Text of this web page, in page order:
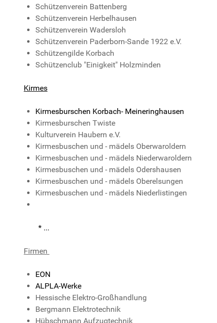
Schützenverein Battenberg
Schützenverein Herbelhausen
Schützenverein Wadersloh
Schützenverein Paderborn-Sande 1922 e.V.
Schützengilde Korbach
Schützenclub "Einigkeit" Holzminden
Kirmes
Kirmesburschen Korbach- Meineringhausen
Kirmesburschen Twiste
Kulturverein Haubern e.V.
Kirmesbuschen und - mädels Oberwaroldern
Kirmesbuschen und - mädels Niederwaroldern
Kirmesbuschen und - mädels Odershausen
Kirmesbuschen und - mädels Oberelsungen
Kirmesbuschen und - mädels Niederlistingen
* ...
Firmen
EON
ALPLA-Werke
Hessische Elektro-Großhandlung
Bergmann Elektrotechnik
Hübschmann Aufzugtechnik